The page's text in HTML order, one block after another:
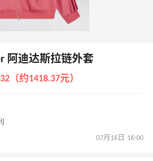
阿迪达斯拉链外套
（约1418.37元）
07月16日 16:00